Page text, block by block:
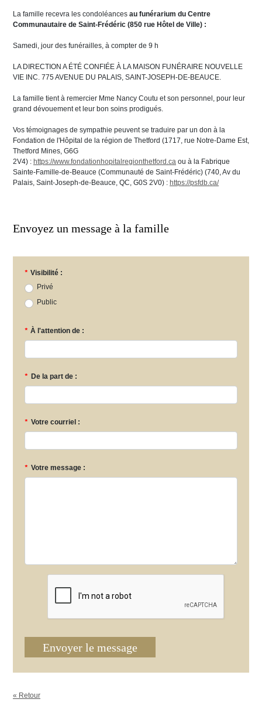
La famille recevra les condoléances au funérarium du Centre
Communautaire de Saint-Frédéric (850 rue Hôtel de Ville) :
Samedi, jour des funérailles, à compter de 9 h
LA DIRECTION A ÉTÉ CONFIÉE À LA MAISON FUNÉRAIRE NOUVELLE
VIE INC. 775 AVENUE DU PALAIS, SAINT-JOSEPH-DE-BEAUCE.
La famille tient à remercier Mme Nancy Coutu et son personnel, pour leur
grand dévouement et leur bon soins prodigués.
Vos témoignages de sympathie peuvent se traduire par un don à la
Fondation de l'Hôpital de la région de Thetford (1717, rue Notre-Dame Est,
Thetford Mines, G6G
2V4) : https://www.fondationhopitalregionthetford.ca ou à la Fabrique
Sainte-Famille-de-Beauce (Communauté de Saint-Frédéric) (740, Av du
Palais, Saint-Joseph-de-Beauce, QC, G0S 2V0) : https://psfdb.ca/
Envoyez un message à la famille
* Visibilité :
Privé
Public
* À l'attention de :
* De la part de :
* Votre courriel :
* Votre message :
Envoyer le message
« Retour